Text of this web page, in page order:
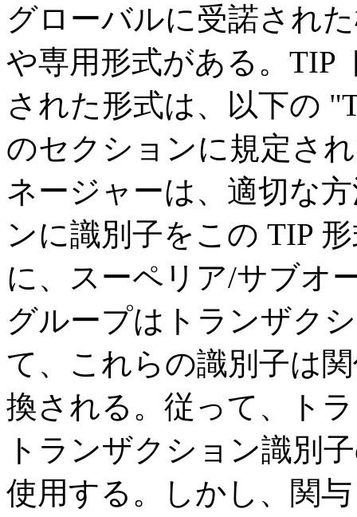
グローバルに受諾され
や専用形式がある。TIP
された形式は、以下の
のセクションに規定さ
ネージャーは、適切な
ンに識別子をこの TIP
に、スーペリア/サブオ
グループはトランザク
て、これらの識別子は
換される。従って、ト
トランザクション識別
使用する。しかし、関